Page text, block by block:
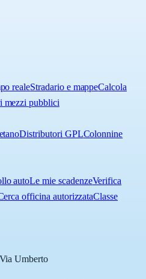
realeStradario e mappeCalcola
mezzi pubblici
Distributori GPLColonnine
autoLe mie scadenzeVerifica
officina autorizzataClasse
Via Umberto